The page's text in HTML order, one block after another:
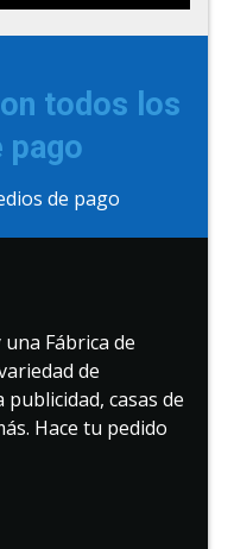
todos los
pago
Fábrica de
de
casas de
Hace tu pedido